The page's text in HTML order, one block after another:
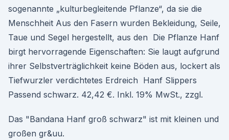
sogenannte „kulturbegleitende Pflanze“, da sie die
Menschheit Aus den Fasern wurden Bekleidung, Seile,
Taue und Segel hergestellt, aus den Die Pflanze Hanf
birgt hervorragende Eigenschaften: Sie laugt aufgrund
ihrer Selbstverträglichkeit keine Böden aus, lockert als
Tiefwurzler verdichtetes Erdreich Hanf Slippers
Passend schwarz. 42,42 €. Inkl. 19% MwSt., zzgl.
Das "Bandana Hanf groß schwarz" ist mit kleinen und
großen gr&uu.